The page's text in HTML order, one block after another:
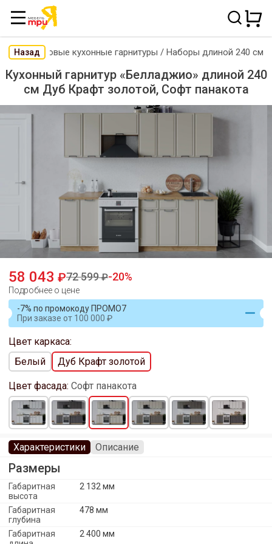
НазадГотовые кухонные гарнитуры / Наборы длиной 240 см
Кухонный гарнитур «Белладжио» длиной 240
см Дуб Крафт золотой, Софт панакота
58 043 72 599 20
Подробнее о цене
-7% по промокоду ПРОМО7
При заказе от 100 000
Цвет каркаса:
Белый
Дуб Крафт золотой
Цвет фасада: Софт панакота
Характеристики Описание
Размеры
Габаритная
высота
2 132 мм
Габаритная
глубина
478 мм
Габаритная
2 400 мм